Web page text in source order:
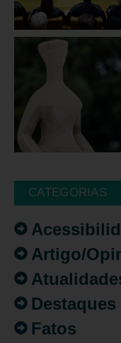
CATEGORIAS
Artigo/
Destaques
Fatos